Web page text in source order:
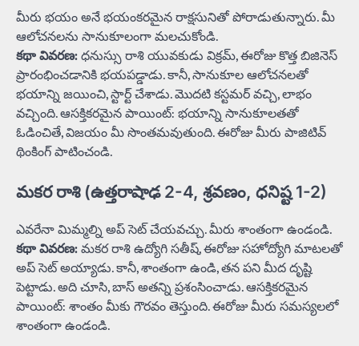
మీరు భయం అనే భయంకరమైన రాక్షసునితో పోరాడుతున్నారు. మీ
ఆలోచనలను సానుకూలంగా మలచుకోండి.
కథా వివరణ:ధనుస్సు రాశి యువకుడు విక్రమ్, ఈరోజు కొత్త బిజినెస్
ప్రారంభించడానికి భయపడ్డాడు. కానీ, సానుకూల ఆలోచనలతో
భయాన్ని జయించి, స్టార్ట్ చేశాడు. మొదటి కస్టమర్ వచ్చి, లాభం
వచ్చింది. ఆసక్తికరమైన పాయింట్: భయాన్ని సానుకూలతతో
ఓడించితే, విజయం మీ సొంతమవుతుంది. ఈరోజు మీరు పాజిటివ్
థింకింగ్ పాటించండి.
మకర రాశి (ఉత్తరాషాఢ 2-4, శ్రవణం, ధనిష్ట 1-2)
ఎవరేనా మిమ్మల్ని అప్ సెట్ చేయవచ్చు. మీరు శాంతంగా ఉండండి.
కథా వివరణ:మకర రాశి ఉద్యోగి సతీష్, ఈరోజు సహోద్యోగి మాటలతో
అప్ సెట్ అయ్యాడు. కానీ, శాంతంగా ఉండి, తన పని మీద దృష్టి
పెట్టాడు. అది చూసి, బాస్ అతన్ని ప్రశంసించాడు. ఆసక్తికరమైన
పాయింట్: శాంతం మీకు గౌరవం తెస్తుంది. ఈరోజు మీరు సమస్యలలో
శాంతంగా ఉండండి.